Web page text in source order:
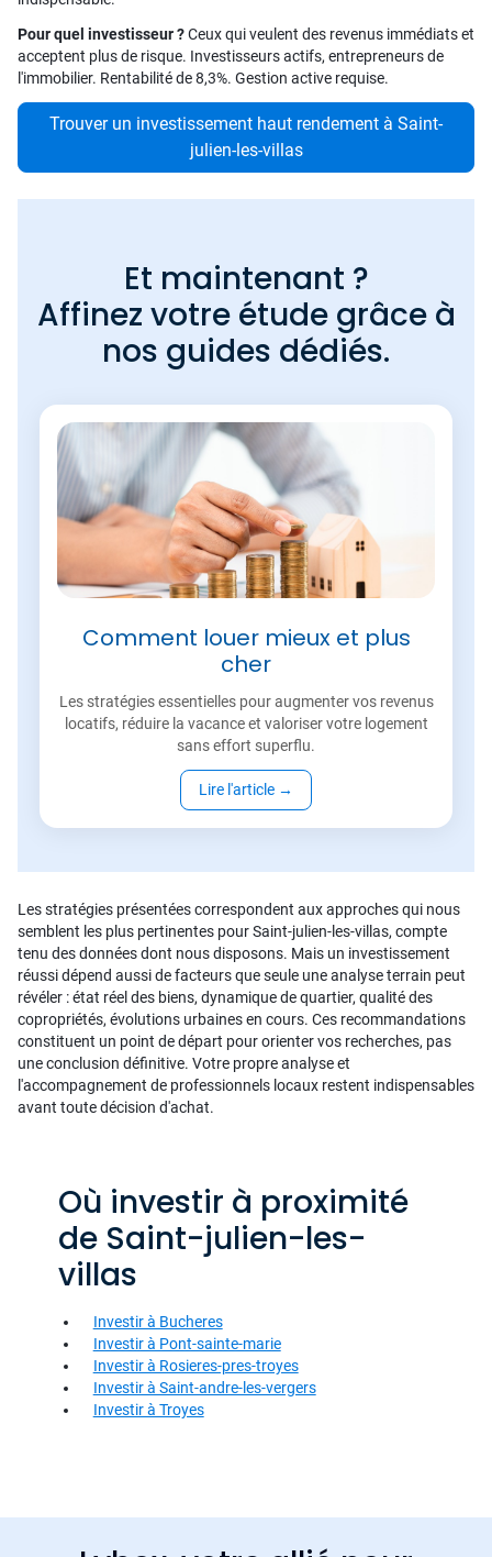
Pour quel investisseur ?Ceux qui veulent des revenus immédiats et
acceptent plus de risque. Investisseurs actifs, entrepreneurs de
l'immobilier. Rentabilité de 8,3%. Gestion active requise.
Trouver un investissement haut rendement à Saint-
julien-les-villas
Et maintenant ?
Affinez votre étude grâce à
nos guides dédiés.
Comment louer mieux et plus
cher
Les stratégies essentielles pour augmenter vos revenus
locatifs, réduire la vacance et valoriser votre logement
sans effort superflu.
Lire l'article →
Les stratégies présentées correspondent aux approches qui nous
semblent les plus pertinentes pour Saint-julien-les-villas, compte
tenu des données dont nous disposons. Mais un investissement
réussi dépend aussi de facteurs que seule une analyse terrain peut
révéler : état réel des biens, dynamique de quartier, qualité des
copropriétés, évolutions urbaines en cours. Ces recommandations
constituent un point de départ pour orienter vos recherches, pas
une conclusion définitive. Votre propre analyse et
l'accompagnement de professionnels locaux restent indispensables
avant toute décision d'achat.
Où investir à proximité
de Saint-julien-les-
villas
Investir à Bucheres
Investir à Pont-sainte-marie
Investir à Rosieres-pres-troyes
Investir à Saint-andre-les-vergers
Investir à Troyes